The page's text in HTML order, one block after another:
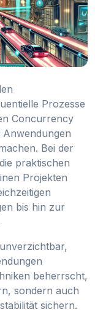
Prozesse
Concurrency
Anwendungen
Bei der
praktischen
Projekten
bis hin zur
beherrscht,
sondern auch
sichern.